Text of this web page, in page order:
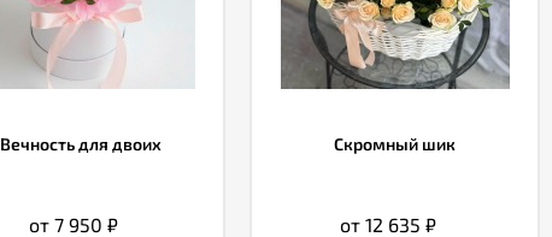
Вечность для двоих
от 7 950 ₽
Скромный шик
от 12 635 ₽